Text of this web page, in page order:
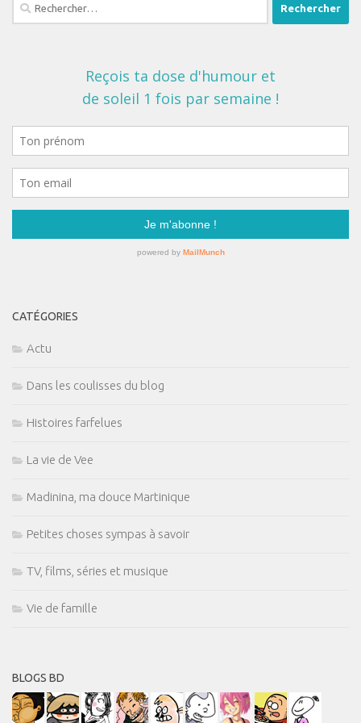
CATÉGORIES
Actu
Dans les coulisses du blog
Histoires farfelues
La vie de Vee
Madinina, ma douce Martinique
Petites choses sympas à savoir
TV, films, séries et musique
Vie de famille
BLOGS BD